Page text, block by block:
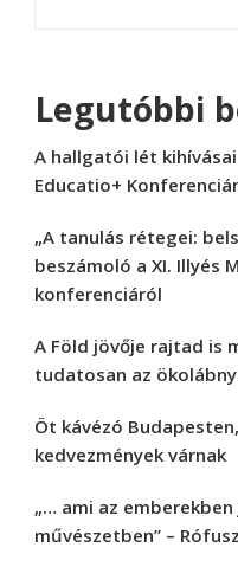
Legutóbbi
A hallgatói lét
Educatio+
„A tanulás rétegei:
beszámoló a XI. Illyés
konferenciáról
A Föld jövője rajtad is
tudatosan az
Öt kávézó
kedvezmények várnak
„… ami az
művészetben” –